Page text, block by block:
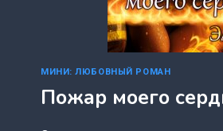
МИНИ: ЛЮБОВНЫЙ РОМАН
Пожар моего